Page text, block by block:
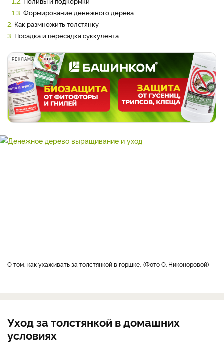
1.3. Формирование денежного дерева
2. Как размножить толстянку
3. Посадка и пересадка суккулента
РЕКЛАМА
о том, как ухаживать за толстянкой в горшке. Фото О. Никоноровой
Уход за толстянкой в домашних
условиях